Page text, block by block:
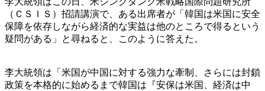
（ＣＳＩＳ）招請講演で、ある出席者が「韓国は米国に安全
保障を依存しながら経済的な実益は他のところで得るという
疑問がある」と尋ねると、このように答えた。
李大統領は「米国が中国に対する強力な牽制、さらには封鎖
政策を本格的に始めるまで韓国は『安保は米国、経済は中